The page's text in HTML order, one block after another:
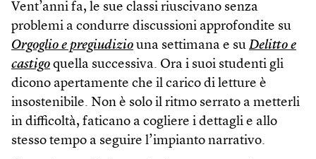
Vent’anni fa, le sue classi riuscivano senza
problemi a condurre discussioni approfondite su
Orgoglio e pregiudizio una settimana e su Delitto e
castigo quella successiva. Ora i suoi studenti gli
dicono apertamente che il carico di letture è
insostenibile. Non è solo il ritmo serrato a metterli
in difficoltà, faticano a cogliere i dettagli e allo
stesso tempo a seguire l’impianto narrativo.